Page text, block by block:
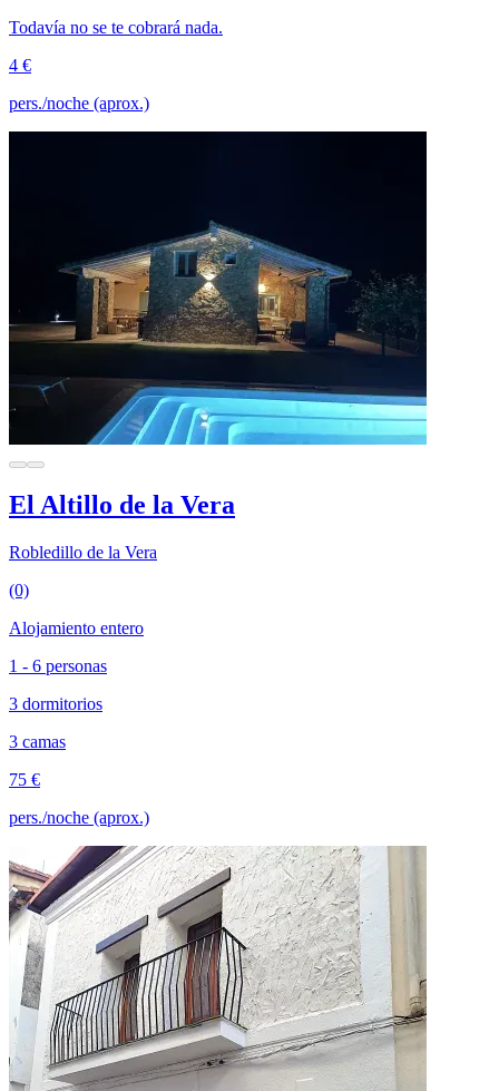
Todavía no se te cobrará nada.
4 €
pers./noche (aprox.)
El Altillo de la Vera
Robledillo de la Vera
(0)
Alojamiento entero
1 - 6 personas
3 dormitorios
3 camas
75 €
pers./noche (aprox.)